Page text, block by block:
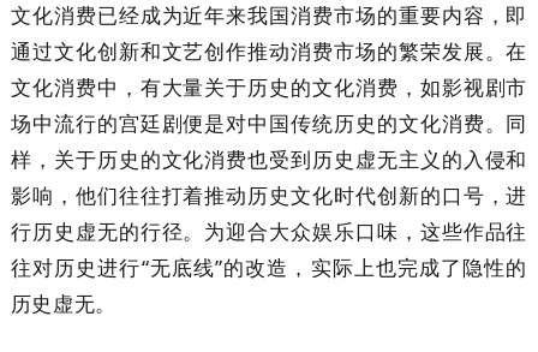
文化消费已经成为近年来我国消费市场的重要内容，即
通过文化创新和文艺创作推动消费市场的繁荣发展。在
文化消费中，有大量关于历史的文化消费，如影视剧市
场中流行的宫廷剧便是对中国传统历史的文化消费。同
样，关于历史的文化消费也受到历史虚无主义的入侵和
影响，他们往往打着推动历史文化时代创新的口号，进
行历史虚无的行径。为迎合大众娱乐口味，这些作品往
往对历史进行“无底线”的改造，实际上也完成了隐性的
历史虚无。